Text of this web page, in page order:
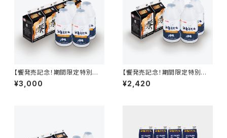
【饗発売記念！期間限定特別価
格！】饗500ml 4本＋のとそだ
ちのむヨーグルト500ml 4本
¥3,000
【饗発売記念！期間限定特別価
格！】饗500ml 2本＋のとそだ
ちのむヨーグルト500ml 4本
¥2,420